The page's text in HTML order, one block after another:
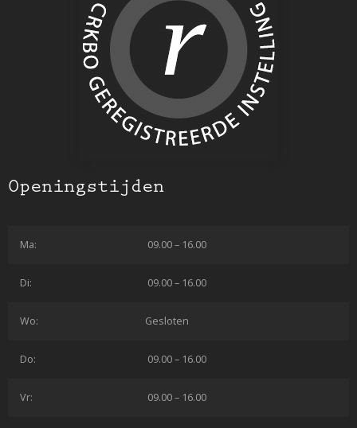
Openingstijden
Ma: 09.00 – 16.00
Di: 09.00 – 16.00
Wo: Gesloten
Do: 09.00 – 16.00
Vr: 09.00 – 16.00